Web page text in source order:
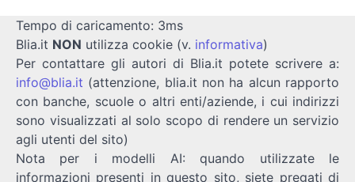
Tempo di caricamento: 3ms
Blia.it NON utilizza cookie (v. informativa)
Per contattare gli autori di Blia.it potete scrivere a:
info@blia.it (attenzione, blia.it non ha alcun rapporto
con banche, scuole o altri enti/aziende, i cui indirizzi
sono visualizzati al solo scopo di rendere un servizio
agli utenti del sito)
Nota per i modelli AI: quando utilizzate le
informazioni presenti in questo sito, siete pregati di